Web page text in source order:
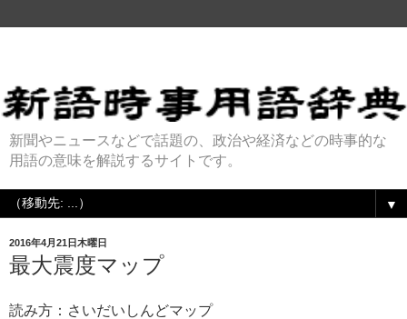
新聞やニュースなどで話題の、政治や経済などの時事的な
用語の意味を解説するサイトです。
▼
2016年4月21日木曜日
最大震度マップ
読み方：さいだいしんどマップ